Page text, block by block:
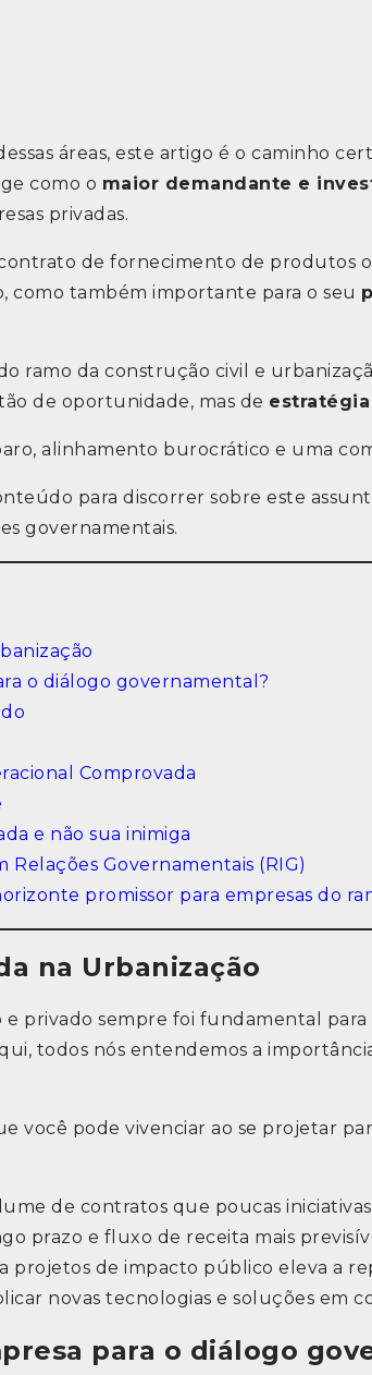
áreas, este artigo é o caminho
como o maior demandante e
privadas.
de fornecimento de produtos
como também importante para o seu
ramo da construção civil e
de oportunidade, mas de
alinhamento burocrático e uma
para discorrer sobre este
governamentais.
o diálogo governamental?
Comprovada
e não sua inimiga
Governamentais (RIG)
promissor para empresas do
na Urbanização
privado sempre foi fundamental
todos nós entendemos a
você pode vivenciar ao se projetar
de contratos que poucas
prazo e fluxo de receita mais
a projetos de impacto público eleva a
novas tecnologias e soluções em
para o diálogo